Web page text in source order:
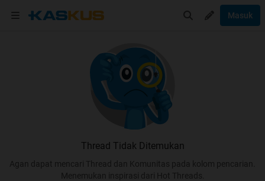
Masuk
Thread Tidak Ditemukan
Agan dapat mencari Thread dan Komunitas pada kolom pencarian.
Menemukan inspirasi dari Hot Threads.